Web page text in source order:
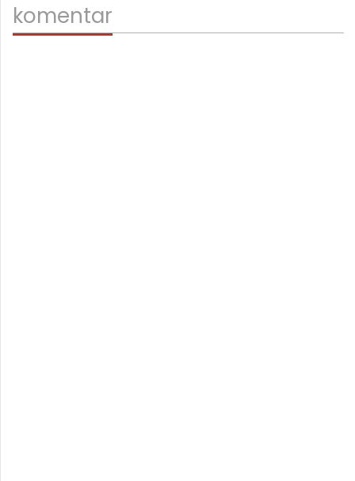
komentar